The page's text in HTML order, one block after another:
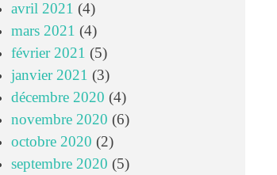
avril 2021 (4)
mars 2021 (4)
février 2021 (5)
janvier 2021 (3)
décembre 2020 (4)
novembre 2020 (6)
octobre 2020 (2)
septembre 2020 (5)